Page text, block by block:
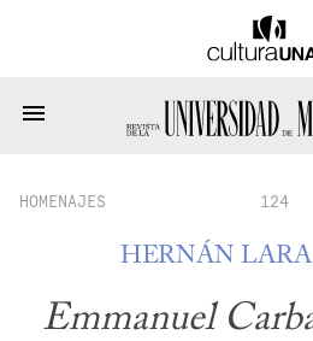
HOMENAJES 124
HERNÁN
Emmanuel